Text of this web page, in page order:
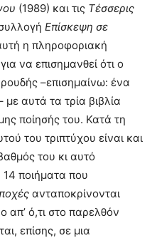
(1989) και τις Τέσσερις
Επίσκεψη σε
η πληροφοριακή
να επισημανθεί ότι ο
–επισημαίνω: ένα
με αυτά τα τρία βιβλία
ποίησής του. Κατά τη
του τριπτύχου είναι και
του κι αυτό
14 ποιήματα που
ανταποκρίνονται
απ’ ό,τι στο παρελθόν
επίσης, σε μια